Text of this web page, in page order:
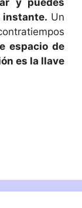
y puedes
instante. Un
espacio de
es la llave